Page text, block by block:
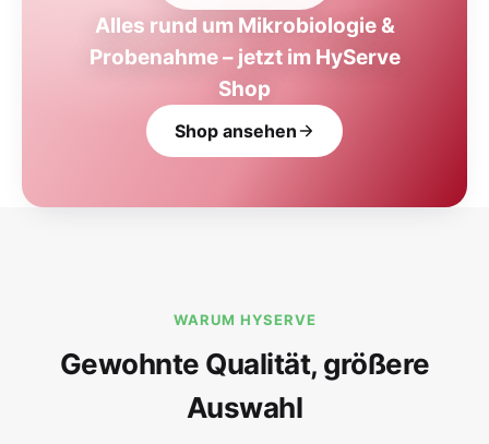
Alles rund um Mikrobiologie &
Probenahme – jetzt im HyServe
Shop
Shop ansehen
WARUM HYSERVE
Gewohnte Qualität, größere
Auswahl